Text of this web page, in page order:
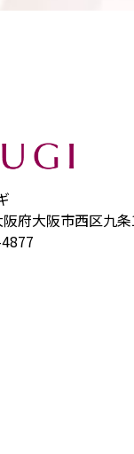
府大阪市西区九